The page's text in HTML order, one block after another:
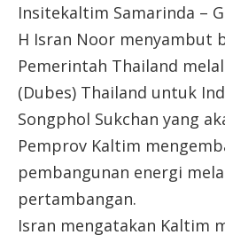
Insitekaltim Samarinda –
H Isran Noor menyambut
Pemerintah Thailand
(Dubes) Thailand untuk
Songphol Sukchan yang
Pemprov Kaltim
pembangunan energi
pertambangan.
Isran mengatakan Kaltim